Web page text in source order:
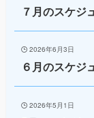
７月のスケジ
2026年6月3日
６月のスケジ
2026年5月1日